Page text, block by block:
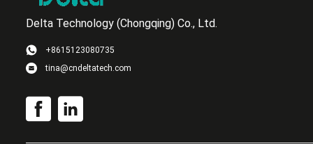
Delta Technology (Chongqing) Co., Ltd.
+8615123080735
tina@cndeltatech.com